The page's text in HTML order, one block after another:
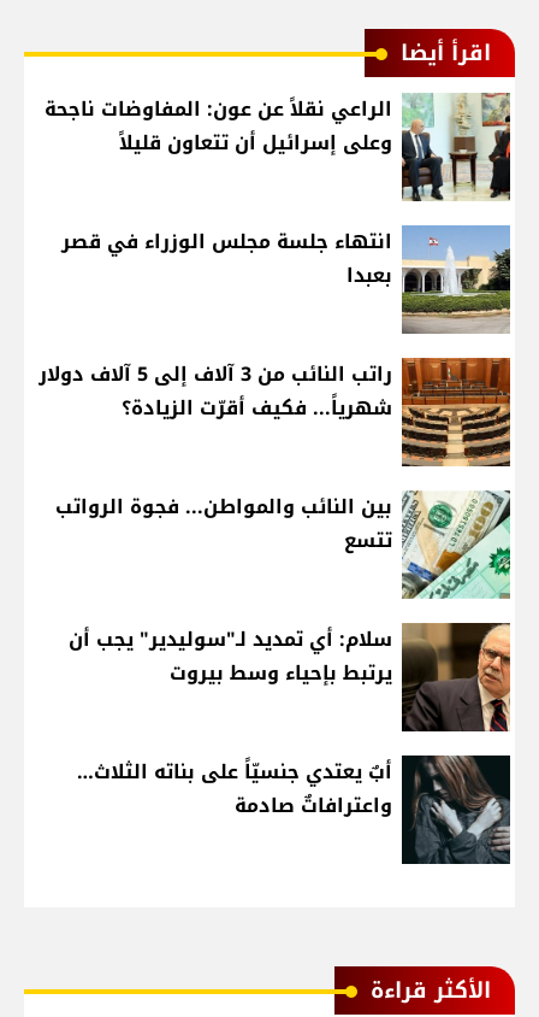
اقرأ أيضا
الراعي نقلاً عن عون: المفاوضات ناجحة
وعلى إسرائيل أن تتعاون قليلاً
انتهاء جلسة مجلس الوزراء في قصر
بعبدا
راتب النائب من 3 آلاف إلى 5 آلاف دولار
شهرياً... فكيف أقرّت الزيادة؟
بين النائب والمواطن... فجوة الرواتب
تتسع
سلام: أي تمديد لـ"سوليدير" يجب أن
يرتبط بإحياء وسط بيروت
أبٌ يعتدي جنسيّاً على بناته الثلاث…
واعترافاتٌ صادمة
الأكثر قراءة